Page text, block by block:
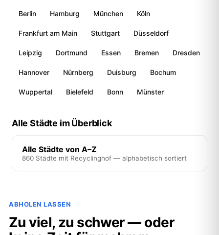
Berlin Hamburg München Köln
Frankfurt am Main Stuttgart Düsseldorf
Leipzig Dortmund Essen Bremen Dresden
Hannover Nürnberg Duisburg Bochum
Wuppertal Bielefeld Bonn Münster
Alle Städte im Überblick
Alle Städte von A–Z
860 Städte mit Recyclinghof — alphabetisch sortiert
ABHOLEN LASSEN
Zu viel, zu schwer — oder